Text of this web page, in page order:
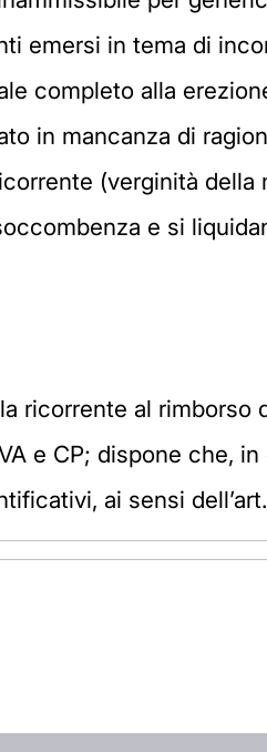
emersi in tema di
completo alla
in mancanza di
(verginità
e si
ricorrente al
e CP; dispone che,
ai sensi